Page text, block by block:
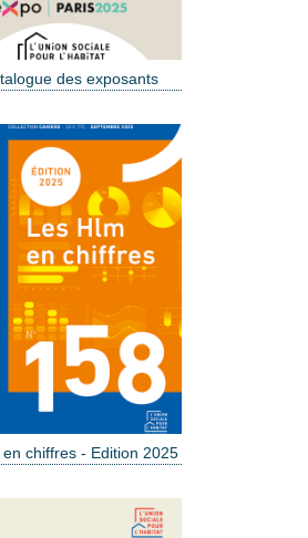
des exposants
en chiffres - Edition 2025